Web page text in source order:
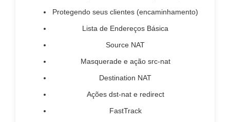
Protegendo seus clientes (encaminhamento)
Lista de Endereços Básica
Source NAT
Masquerade e ação src-nat
Destination NAT
Ações dst-nat e redirect
FastTrack